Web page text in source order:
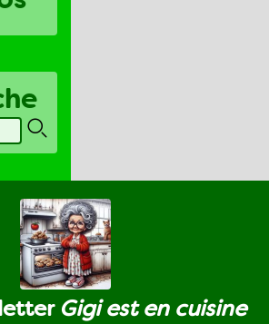
Gigi est en cuisine